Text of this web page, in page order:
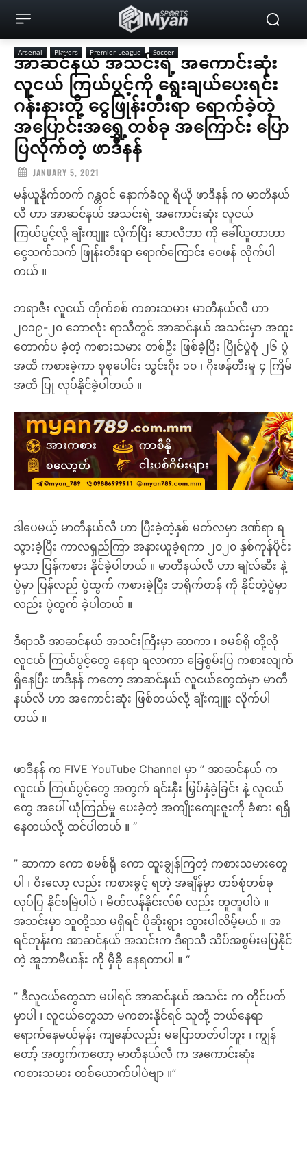
Arsenal Players Premier League Soccer
အာဆင်နယ် အသင်းရဲ့ အကောင်းဆုံး
လူငယ် ကြယ်ပွင့်ကို ရွေးချယ်ပေးရင်း
ဂန်းနားတို့ ငွေဖြုန်းတီးရာ ရောက်ခဲ့တဲ့
အပြောင်းအရွှေ့တစ်ခု အကြောင်း ပြော
ပြလိုက်တဲ့ ဖာဒီနန်
JANUARY 5, 2021
မန်ယူနိုက်တက် ဂန္တဝင် နောက်ခံလူ ရီယို ဖာဒီနန် က မာတီနယ်
လီ ဟာ အာဆင်နယ် အသင်းရဲ့ အကောင်းဆုံး လူငယ်
ကြယ်ပွင့်လို့ ချီးကျူး လိုက်ပြီး ဆာလီဘာ ကို ခေါ်ယူတာဟာ
ငွေသက်သက် ဖြုန်းတီးရာ ရောက်ကြောင်း ဝေဖန် လိုက်ပါ
တယ် ။
ဘရာဇီး လူငယ် တိုက်စစ် ကစားသမား မာတီနယ်လီ ဟာ
၂၀၁၉-၂၀ ဘောလုံး ရာသီတွင် အာဆင်နယ် အသင်းမှာ အထူး
တောက်ပ ခဲ့တဲ့ ကစားသမား တစ်ဦး ဖြစ်ခဲ့ပြီး ပြိုင်ပွဲစုံ ၂၆ ပွဲ
အထိ ကစားခဲ့ကာ စုစုပေါင်း သွင်းဂိုး ၁၀ ၊ ဂိုးဖန်တီးမှု ၄ ကြိမ်
အထိ ပြု လုပ်နိုင်ခဲ့ပါတယ် ။
ဒါပေမယ့် မာတီနယ်လီ ဟာ ပြီးခဲ့တဲ့နှစ် မတ်လမှာ ဒဏ်ရာ ရ
သွားခဲ့ပြီး ကာလရှည်ကြာ အနားယူခဲ့ရကာ ၂၀၂၀ နှစ်ကုန်ပိုင်း
မှသာ ပြန်ကစား နိုင်ခဲ့ပါတယ် ။ မာတီနယ်လီ ဟာ ချဲလ်ဆီး နဲ့
ပွဲမှာ ပြန်လည် ပွဲထွက် ကစားခဲ့ပြီး ဘရိုက်တန် ကို နိုင်တဲ့ပွဲမှာ
လည်း ပွဲထွက် ခဲ့ပါတယ် ။
ဒီရာသီ အာဆင်နယ် အသင်းကြီးမှာ ဆာကာ ၊ စမစ်ရို တို့လို
လူငယ် ကြယ်ပွင့်တွေ နေရာ ရလာကာ ခြေစွမ်းပြ ကစားလျက်
ရှိ​နေပြီး ဖာဒီနန် ကတော့ အာဆင်နယ် လူငယ်တွေထဲမှာ မာတီ
နယ်လီ ဟာ အကောင်းဆုံး ဖြစ်တယ်လို့ ချီးကျူး လိုက်ပါ
တယ် ။
ဖာဒီနန် က FIVE YouTube Channel မှာ ” အာဆင်နယ် က
လူငယ် ကြယ်ပွင့်တွေ အတွက် ရင်းနှီး မြှပ်နှံခဲ့ခြင်း နဲ့ လူငယ်
တွေ အပေါ် ယုံကြည်မှု ပေးခဲ့တဲ့ အကျိုးကျေးဇူးကို ခံစား ရရှိ
နေတယ်လို့ ထင်ပါတယ် ။ “
” ဆာကာ ကော စမစ်ရို ကော ထူးချွန်ကြတဲ့ ကစားသမားတွေ
ပါ ၊ ဝီးလော့ လည်း ကစားခွင့် ရတဲ့ အချိန်မှာ တစ်စုံတစ်ခု
လုပ်ပြ နိုင်စမြဲပါပဲ ၊ မိတ်လန်နိုင်းလ်စ် လည်း တူတူပါပဲ ။
အသင်းမှာ သူတို့သာ မရှိရင် ပိုဆိုးရွား သွားပါလိမ့်မယ် ။ အ
ရင်တုန်းက အာဆင်နယ် အသင်းက ဒီရာသီ သိပ်အစွမ်းမပြနိုင်
တဲ့ အူဘာမီယန်း ကို မှီခို နေရတာပါ ။ “
” ဒီလူငယ်တွေသာ မပါရင် အာဆင်နယ် အသင်း က တိုင်ပတ်
မှာပါ ၊ လူငယ်တွေသာ မကစားနိုင်ရင် သူတို့ ဘယ်နေရာ
ရောက်နေမယ်မှန်း ကျနော်လည်း မပြောတတ်ပါဘူး ၊ ကျွန်
တော့် အတွက်ကတော့ မာတီနယ်လီ က အကောင်းဆုံး
ကစားသမား တစ်ယောက်ပါပဲဗျာ ။”